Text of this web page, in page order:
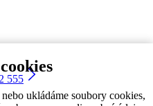
ukládáme soubory cookies,
555